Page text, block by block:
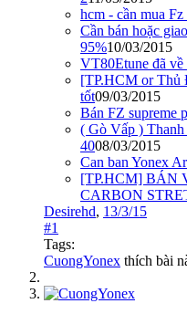
hcm - cần mua
Cần bán hoặc
95%10/03/2015
VT80Etune đã về
[TP.HCM or Thủ
tốt09/03/2015
Bán FZ supreme
( Gò Vấp )
4008/03/2015
Can ban Yonex
[TP.HCM] BÁN
CARBON
Desirehd, 13/3/15
#1
Tags:
CuongYonex thích bài